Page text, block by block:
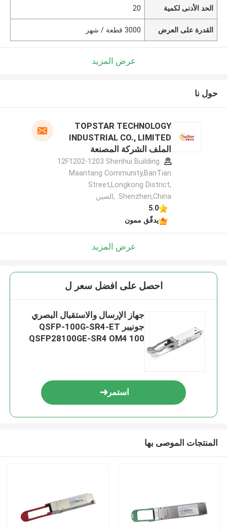
الحد الأدنى لكمية 20
القدرة على العرض 3000 قطعة / شهر
عرض المزيد
حول نا
TOPSTAR TECHNOLOGY
INDUSTRIAL CO., LIMITED
الملف الشركة المصنعة
12F1202-1203 Shenhui Building
Maantang Community,BanTian
Street,Longkong District,
Shenzhen,China. ,الصين
5.0
يدقّق ممون
عرض المزيد
احصل على افضل سعر ل
جهاز الإرسال والاستقبال البصري
جونيبر QSFP-100G-SR4-ET
QSFP28100GE-SR4 OM4 100
استمر
المنتجات الموصى بها